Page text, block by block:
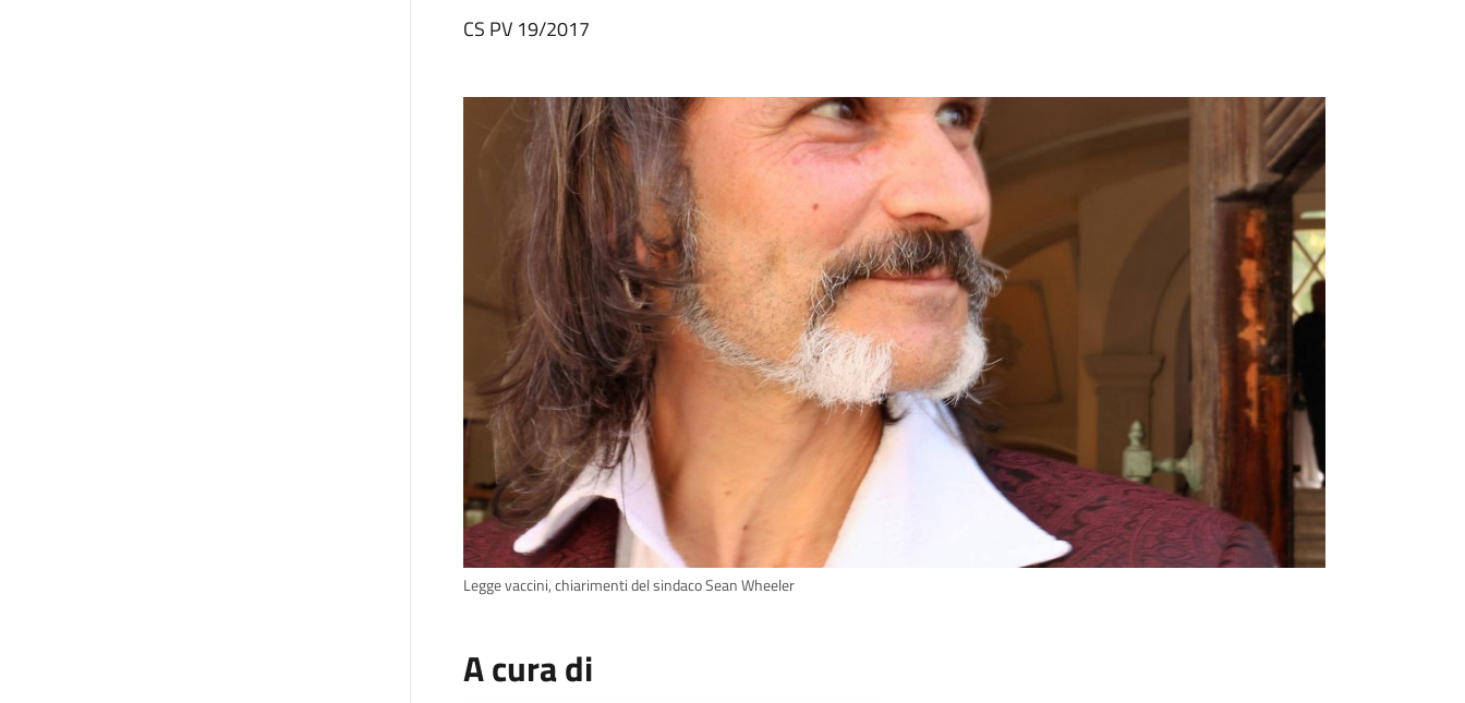
CS PV 19/2017
Legge vaccini, chiarimenti del sindaco Sean Wheeler
A cura di